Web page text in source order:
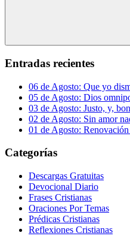
Buscar
Entradas recientes
06 de Agosto: Que yo
05 de Agosto: Dios
03 de Agosto: Justo, y,
02 de Agosto: Sin amor
01 de Agosto:
Categorías
Descargas Gratuitas
Devocional Diario
Frases Cristianas
Oraciones Por Temas
Prédicas Cristianas
Reflexiones Cristianas